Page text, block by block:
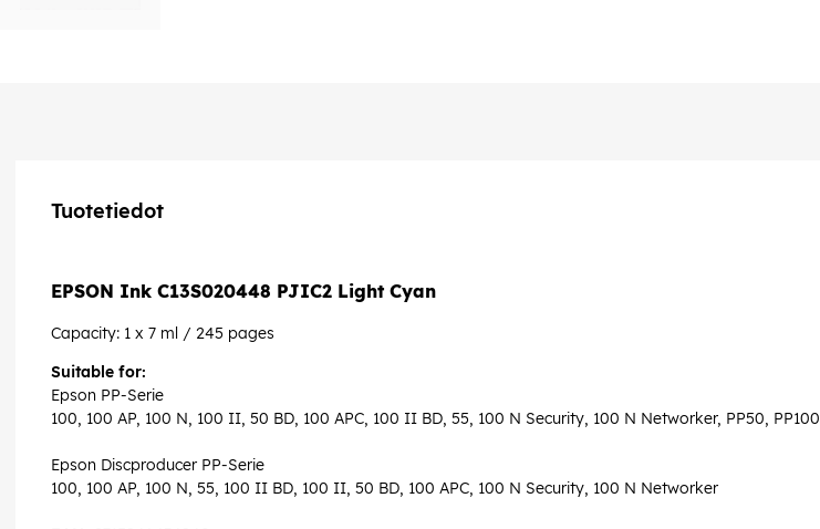
Tuotetiedot
EPSON Ink C13S020448 PJIC2 Light Cyan
Capacity: 1 x 7 ml / 245 pages
Suitable for:
Epson PP-Serie
100, 100 AP, 100 N, 100 II, 50 BD, 100 APC, 100 II BD, 55, 100 N Security, 100 N Networker, PP50, PP100
Epson Discproducer PP-Serie
100, 100 AP, 100 N, 55, 100 II BD, 100 II, 50 BD, 100 APC, 100 N Security, 100 N Networker